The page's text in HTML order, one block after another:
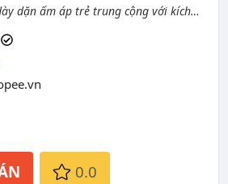
dặn ấm áp trẻ trung cộng với kích
0.0